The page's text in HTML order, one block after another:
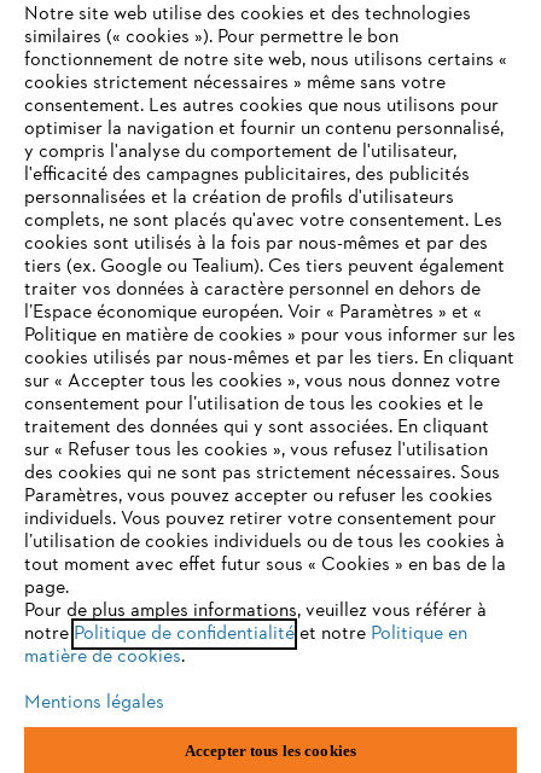
#STIHL
L'Entreprise
STIHL FAQ
Contact
Politique de protection des données
Mentions légales Utilisation des cookies
ANDREAS STIHL NV, Veurtstraat 117, 2870 Puurs-Sint-Amands,
VOTRE NAVIGATEUR INTERNET
N'EST PLUS PRIS EN CHARGE
Vous utilisez un navigateur Internet que nous ne prenons plus
en charge, et certaines fonctionnalités de notre site ne
peuvent fonctionner correctement. Pour une utilisation
optimale de notre site, nous vous recommandons de passer à
l'un des navigateurs suivants :
firefox chrome
Notre site web utilise des cookies et des technologies
similaires (« cookies »). Pour permettre le bon
fonctionnement de notre site web, nous utilisons certains «
cookies strictement nécessaires » même sans votre
consentement. Les autres cookies que nous utilisons pour
optimiser la navigation et fournir un contenu personnalisé,
y compris l'analyse du comportement de l'utilisateur,
l'efficacité des campagnes publicitaires, des publicités
personnalisées et la création de profils d'utilisateurs
complets, ne sont placés qu'avec votre consentement. Les
cookies sont utilisés à la fois par nous-mêmes et par des
tiers (ex. Google ou Tealium). Ces tiers peuvent également
traiter vos données à caractère personnel en dehors de
l’Espace économique européen. Voir « Paramètres » et «
Politique en matière de cookies » pour vous informer sur les
cookies utilisés par nous-mêmes et par les tiers. En cliquant
sur « Accepter tous les cookies », vous nous donnez votre
consentement pour l’utilisation de tous les cookies et le
traitement des données qui y sont associées. En cliquant
sur « Refuser tous les cookies », vous refusez l'utilisation
des cookies qui ne sont pas strictement nécessaires. Sous
Paramètres, vous pouvez accepter ou refuser les cookies
individuels. Vous pouvez retirer votre consentement pour
l’utilisation de cookies individuels ou de tous les cookies à
tout moment avec effet futur sous « Cookies » en bas de la
page.
Pour de plus amples informations, veuillez vous référer à
notre Politique de confidentialitéet notre Politique en
matière de cookies.
Mentions légales
Accepter tous les cookies